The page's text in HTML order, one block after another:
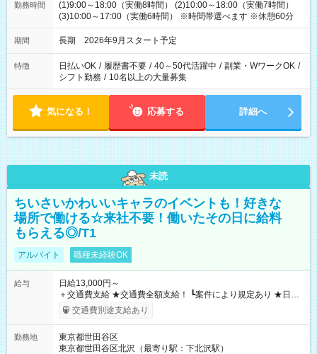
勤務時間
(1)9:00～18:00（実働8時間） (2)10:00～18:00（実働7時間）
(3)10:00～17:00（実働6時間） ※時間帯選べます ※休憩60分
期間 長期 2026年9月スタート予定
特徴 日払いOK / 履歴書不要 / 40～50代活躍中 / 副業・WワークOK /
シフト勤務 / 10名以上の大量募集
気になる！ 応募する 詳細へ
未読
ちいさいかわいいキャラのイベントも！好きな
場所で働ける☆来社不要！働いたその日に給料
もらえる◎/T1
アルバイト 職種未経験OK
給与
日給13,000円～
＋交通費支給 ★交通費全額支給！ ┗案件により規定あり ★日払
いOK！（規定あり） ┗働いたその日に現金GET♪ お仕事後はコ
ンビニATMから 日払い分を引き落とせます！ 【試用期間】試
交通費別途支給あり
勤務地
東京都世田谷区
東京都世田谷区北沢（最寄り駅：下北沢駅）